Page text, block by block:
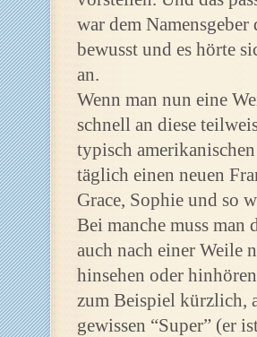
war dem
bewusst und es hörte
an.
Wenn man nun eine
schnell an diese
typisch
täglich einen neuen
Grace, Sophie und so
Bei manche muss man
auch nach einer Weile
hinsehen oder
zum Beispiel kürzlich,
gewissen “Super” (er